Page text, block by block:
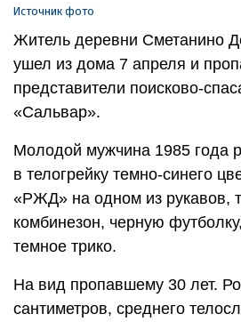
Источник фото
Житель деревни Сметанино
ушел из дома 7 апреля и
представители поисково-
«Сальвар».
Молодой мужчина 1985 года
в телогрейку темно-синего
«РЖД» на одном из рукавов,
комбинезон, черную
темное трико.
На вид пропавшему 30 лет.
сантиметров, среднего